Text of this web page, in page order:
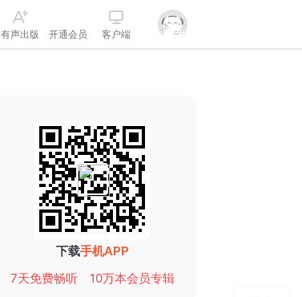
有声出版 开通会员 客户端
下载手机APP
7天免费畅听
10万本会员专辑